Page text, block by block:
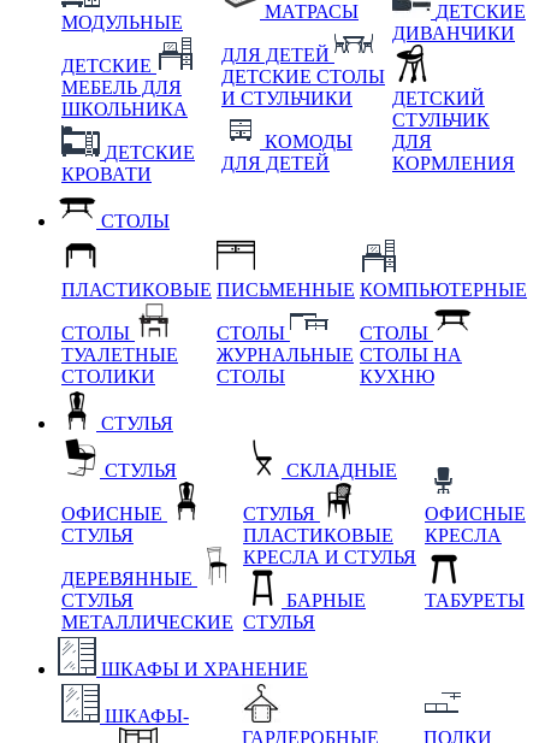
МОДУЛЬНЫЕ
ДЕТСКИЕ
МЕБЕЛЬ ДЛЯ
ШКОЛЬНИКА
ДЕТСКИЕ
КРОВАТИ
МАТРАСЫ
ДЛЯ ДЕТЕЙ
ДЕТСКИЕ СТОЛЫ
И СТУЛЬЧИКИ
КОМОДЫ
ДЛЯ ДЕТЕЙ
ДЕТСКИЕ
ДИВАНЧИКИ
ДЕТСКИЙ
СТУЛЬЧИК
ДЛЯ
КОРМЛЕНИЯ
СТОЛЫ
ПЛАСТИКОВЫЕ
СТОЛЫ
ТУАЛЕТНЫЕ
СТОЛИКИ
ПИСЬМЕННЫЕ
СТОЛЫ
ЖУРНАЛЬНЫЕ
СТОЛЫ
КОМПЬЮТЕРНЫЕ
СТОЛЫ
СТОЛЫ НА
КУХНЮ
СТУЛЬЯ
СТУЛЬЯ
ОФИСНЫЕ
СТУЛЬЯ
ДЕРЕВЯННЫЕ
СТУЛЬЯ
МЕТАЛЛИЧЕСКИЕ
СКЛАДНЫЕ
СТУЛЬЯ
ПЛАСТИКОВЫЕ
КРЕСЛА И СТУЛЬЯ
БАРНЫЕ
СТУЛЬЯ
ОФИСНЫЕ
КРЕСЛА
ТАБУРЕТЫ
ШКАФЫ И ХРАНЕНИЕ
ШКАФЫ-
ГАРДЕРОБНЫЕ
ПОЛКИ